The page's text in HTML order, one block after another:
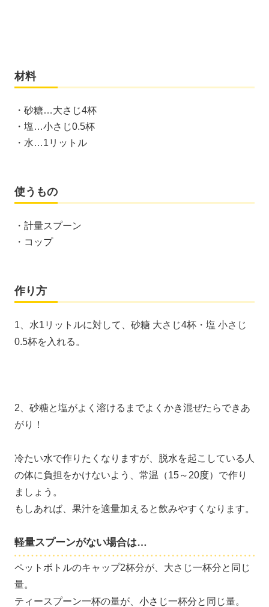
材料
・砂糖…大さじ4杯
・塩…小さじ0.5杯
・水…1リットル
使うもの
・計量スプーン
・コップ
作り方
1、 水1リットルに対して、砂糖 大さじ4杯・塩 小さじ
0.5杯を入れる。
2、 砂糖と塩がよく溶けるまでよくかき混ぜたらできあ
がり！
冷たい水で作りたくなりますが、脱水を起こしている人
の体に負担をかけないよう、常温（15～20度）で作り
ましょう。
もしあれば、果汁を適量加えると飲みやすくなります。
軽量スプーンがない場合は…
ペットボトルのキャップ2杯分が、大さじ一杯分と同じ
量。
ティースプーン一杯の量が、小さじ一杯分と同じ量。